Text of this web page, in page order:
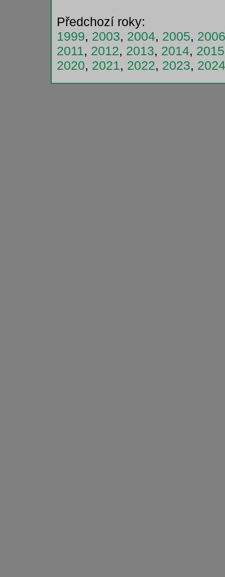
Předchozí roky:
1999, 2003, 2004, 2005, 2006
2011, 2012, 2013, 2014, 2015
2020, 2021, 2022, 2023, 2024